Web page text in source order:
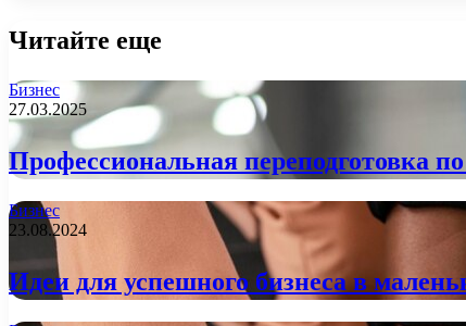
Читайте еще
Бизнес
27.03.2025
Профессиональная переподготовка
Бизнес
23.08.2024
Идеи для успешного бизнеса в